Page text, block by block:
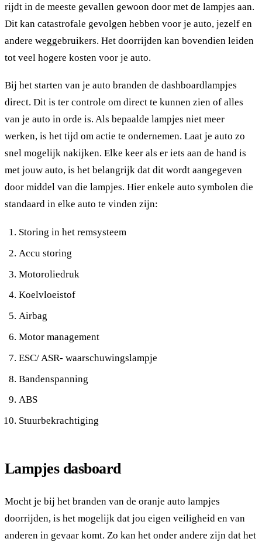
rijdt in de meeste gevallen gewoon door met de lampjes aan.
Dit kan catastrofale gevolgen hebben voor je auto, jezelf en
andere weggebruikers. Het doorrijden kan bovendien leiden
tot veel hogere kosten voor je auto.
Bij het starten van je auto branden de dashboardlampjes
direct. Dit is ter controle om direct te kunnen zien of alles
van je auto in orde is. Als bepaalde lampjes niet meer
werken, is het tijd om actie te ondernemen. Laat je auto zo
snel mogelijk nakijken. Elke keer als er iets aan de hand is
met jouw auto, is het belangrijk dat dit wordt aangegeven
door middel van die lampjes. Hier enkele auto symbolen die
standaard in elke auto te vinden zijn:
Storing in het remsysteem
Accu storing
Motoroliedruk
Koelvloeistof
Airbag
Motor management
ESC/ ASR- waarschuwingslampje
Bandenspanning
ABS
Stuurbekrachtiging
Lampjes dasboard
Mocht je bij het branden van de oranje auto lampjes
doorrijden, is het mogelijk dat jou eigen veiligheid en van
anderen in gevaar komt. Zo kan het onder andere zijn dat het